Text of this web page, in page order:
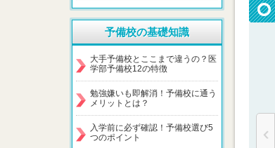
予備校の基礎知識
大手予備校とここまで違うの？医
学部予備校12の特徴
勉強嫌いも即解消！予備校に通う
メリットとは？
入学前に必ず確認！予備校選び5
つのポイント